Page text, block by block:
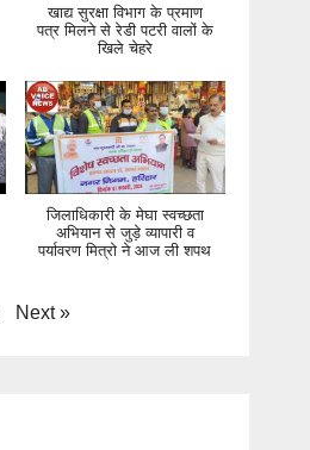
खाद्य सुरक्षा विभाग के प्रमाण
पत्र मिलने से रेडी पटरी वालों के
खिले चेहरे
जिलाधिकारी के मेघा स्वच्छता
अभियान से जुड़े व्यापारी व
पर्यावरण मित्रो ने आज ली शपथ
Next »